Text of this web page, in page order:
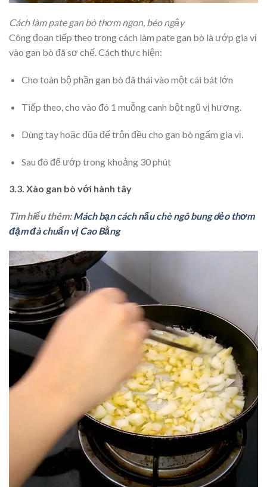
Cách làm pate gan bò thơm ngon, béo ngậy
Công đoạn tiếp theo trong cách làm pate gan bò là ướp gia vị
vào gan bò đã sơ chế. Cách thực hiện:
Cho toàn bộ phần gan bò đã thái vào một cái bát lớn
Tiếp theo, cho vào đó 1 muỗng canh bột ngũ vị hương.
Dùng tay hoặc đũa để trộn đều cho gan bò ngấm gia vị.
Sau đó để ướp trong khoảng 30 phút
3.3. Xào gan bò với hành tây
Tìm hiểu thêm:Mách bạn cách nấu chè ngô bung dẻo thơm
đậm đà chuẩn vị Cao Bằng